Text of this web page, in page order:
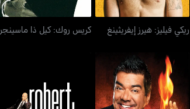
ريكي فيليز: هيرز إيفريثينغ كريس روك: كيل ذا ماسينجر